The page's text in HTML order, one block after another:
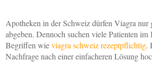
Apotheken in der Schweiz dürfen Viagra nur
abgeben. Dennoch suchen viele Patienten im
Begriffen wieviagra schweiz rezeptpflichtig.
Nachfrage nach einer einfacheren Lösung